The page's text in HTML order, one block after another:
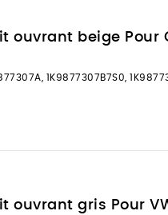
ouvrant beige Pour
1K9877307B7S0,
ouvrant gris Pour